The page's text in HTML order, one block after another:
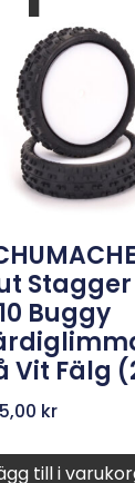
Buggy
Vit Fälg
kr
till i